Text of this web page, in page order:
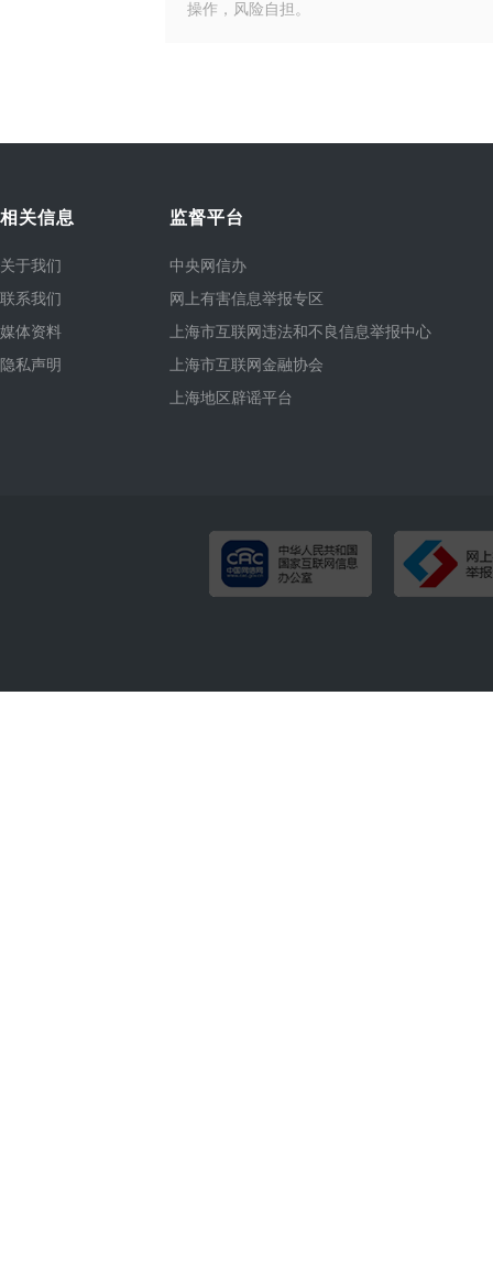
操作，风险自担。
相关信息
关于我们
联系我们
媒体资料
隐私声明
监督平台
中央网信办
网上有害信息举报专区
上海市互联网违法和不良信息举报中心
上海市互联网金融协会
上海地区辟谣平台